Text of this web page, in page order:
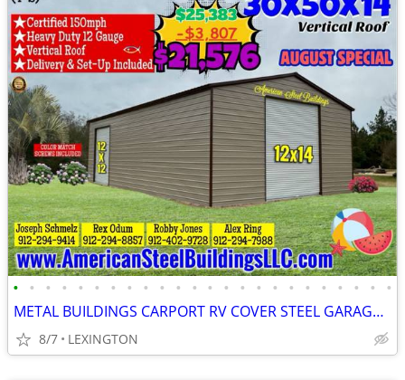
• • • • • • • • • • • • • • • • • • • • • • • •
METAL BUILDINGS CARPORT RV COVER STEEL GARAGE METAL BUILDING POLE BARN
8/7 LEXINGTON